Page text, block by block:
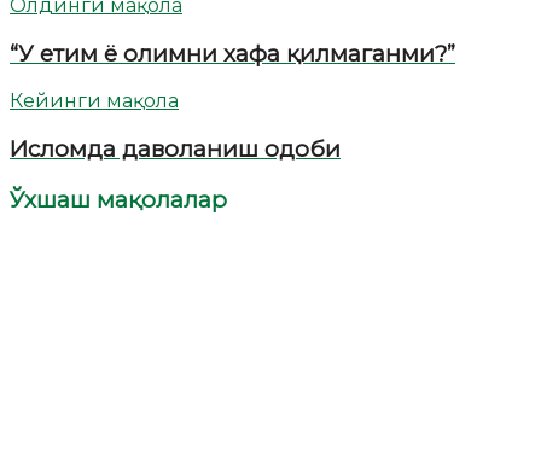
Олдинги мақола
“У етим ё олимни хафа қилмаганми?”
Кейинги мақола
Исломда даволаниш одоби
Ўхшаш мақолалар